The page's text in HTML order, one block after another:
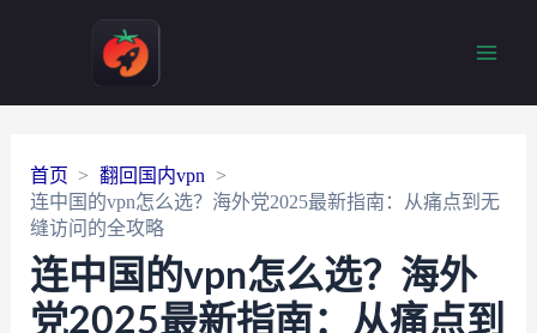
首页
翻回国内vpn
连中国的vpn怎么选？海外党2025最新指南：从痛点到无
缝访问的全攻略
连中国的vpn怎么选？海外
党2025最新指南：从痛点到